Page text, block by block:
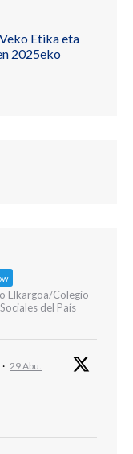
Etika eta
2025eko
Elkargoa/Colegio
del País
· 29 Abu.